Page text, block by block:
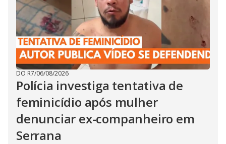
DO R7/06/08/2026
Polícia investiga tentativa de
feminicídio após mulher
denunciar ex-companheiro em
Serrana